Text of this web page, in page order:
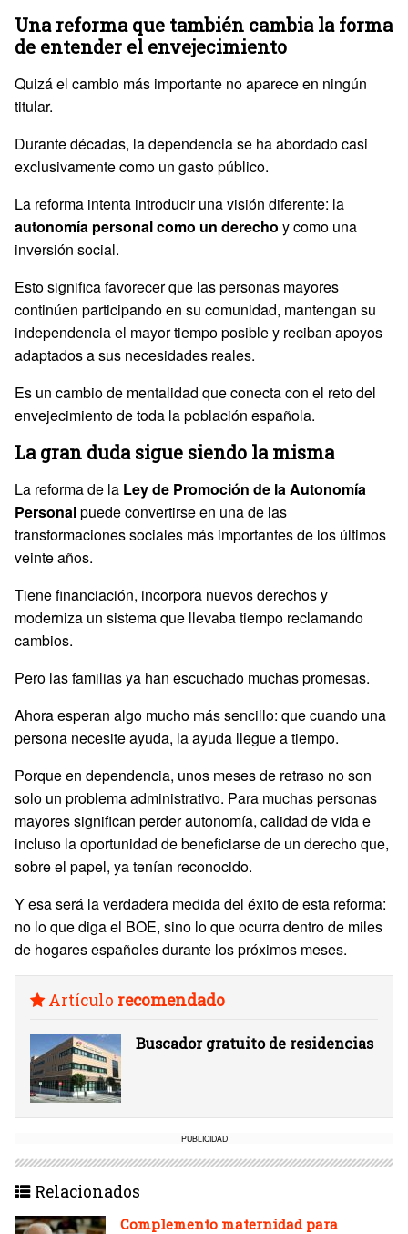
Una reforma que también cambia la forma
de entender el envejecimiento
Quizá el cambio más importante no aparece en ningún
titular.
Durante décadas, la dependencia se ha abordado casi
exclusivamente como un gasto público.
La reforma intenta introducir una visión diferente: la
autonomía personal como un derecho y como una
inversión social.
Esto significa favorecer que las personas mayores
continúen participando en su comunidad, mantengan su
independencia el mayor tiempo posible y reciban apoyos
adaptados a sus necesidades reales.
Es un cambio de mentalidad que conecta con el reto del
envejecimiento de toda la población española.
La gran duda sigue siendo la misma
La reforma de la Ley de Promoción de la Autonomía
Personalpuede convertirse en una de las
transformaciones sociales más importantes de los últimos
veinte años.
Tiene financiación, incorpora nuevos derechos y
moderniza un sistema que llevaba tiempo reclamando
cambios.
Pero las familias ya han escuchado muchas promesas.
Ahora esperan algo mucho más sencillo: que cuando una
persona necesite ayuda, la ayuda llegue a tiempo.
Porque en dependencia, unos meses de retraso no son
solo un problema administrativo. Para muchas personas
mayores significan perder autonomía, calidad de vida e
incluso la oportunidad de beneficiarse de un derecho que,
sobre el papel, ya tenían reconocido.
Y esa será la verdadera medida del éxito de esta reforma:
no lo que diga el BOE, sino lo que ocurra dentro de miles
de hogares españoles durante los próximos meses.
Artículo recomendado
Buscador gratuito de residencias
PUBLICIDAD
Relacionados
Complemento maternidad para